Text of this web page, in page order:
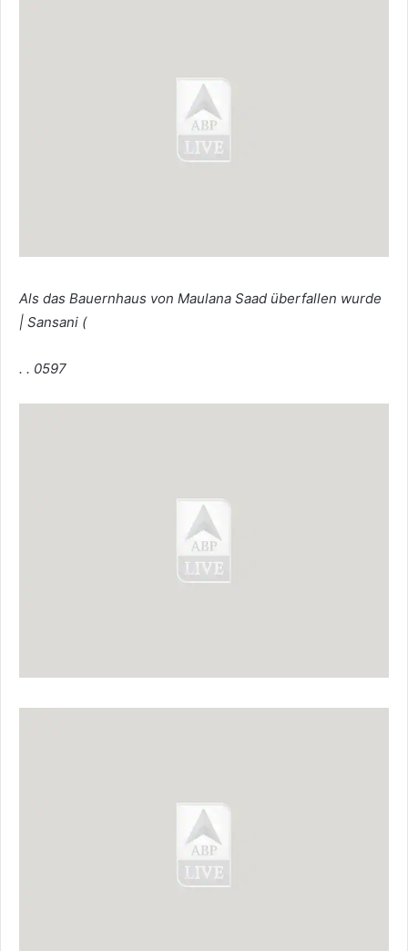
Als das Bauernhaus von Maulana Saad überfallen wurde
| Sansani (
. . 0597